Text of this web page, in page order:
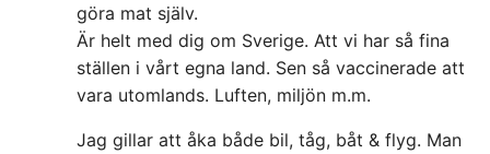
göra mat själv.
Är helt med dig om Sverige. Att vi har så fina
ställen i vårt egna land. Sen så vaccinerade att
vara utomlands. Luften, miljön m.m.
Jag gillar att åka både bil, tåg, båt & flyg. Man